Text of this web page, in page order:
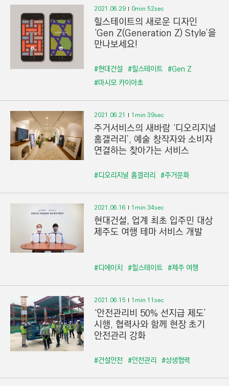
2021.06.29 0min 52sec
힐스테이트의 새로운 디자인
‘Gen Z(Generation Z) Style’을
만나보세요!
#현대건설 #힐스테이트 #Gen Z
#마시모 카이아초
2021.06.21 1min 39sec
주거서비스의 새바람 ‘디오리지널
홈갤러리’, 예술 창작자와 소비자
연결하는 찾아가는 서비스
#디오리지널 홈갤러리 #주거문화
2021.06.16 1min 34sec
현대건설, 업계 최초 입주민 대상
제주도 여행 테마 서비스 개발
#디에이치 #힐스테이트 #제주 여행
2021.06.15 1min 11sec
‘안전관리비 50% 선지급 제도’
시행, 협력사와 함께 현장 초기
안전관리 강화
#건설안전 #안전관리 #상생협력